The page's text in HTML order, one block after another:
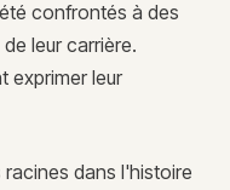
confrontés à des
leur carrière.
exprimer leur
dans l'histoire